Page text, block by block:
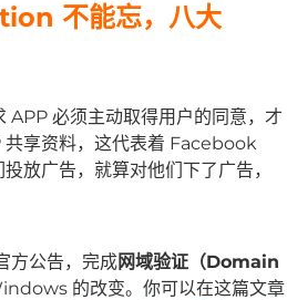
不能忘，八大
必须主动取得用户的同意，才
共享资料，这代表着 Facebook
放广告，就算对他们下了广告，
方公告，完成网域验证（Domain
的改变。你可以在这篇文章